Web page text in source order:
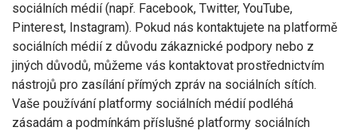
sociálních médií (např. Facebook, Twitter, YouTube,
Pinterest, Instagram). Pokud nás kontaktujete na platformě
sociálních médií z důvodu zákaznické podpory nebo z
jiných důvodů, můžeme vás kontaktovat prostřednictvím
nástrojů pro zasílání přímých zpráv na sociálních sítích.
Vaše používání platformy sociálních médií podléhá
zásadám a podmínkám příslušné platformy sociálních